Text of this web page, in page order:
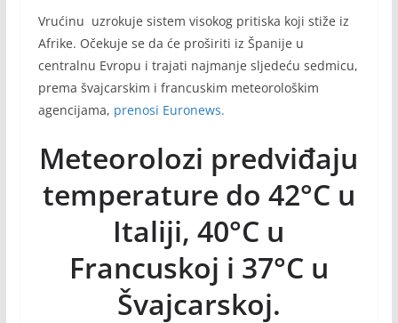
Vrućinu uzrokuje sistem visokog pritiska koji stiže iz
Afrike. Očekuje se da će proširiti iz Španije u
centralnu Evropu i trajati najmanje sljedeću sedmicu,
prema švajcarskim i francuskim meteorološkim
agencijama, prenosi Euronews.
Meteorolozi predviđaju
temperature do 42°C u
Italiji, 40°C u
Francuskoj i 37°C u
Švajcarskoj.